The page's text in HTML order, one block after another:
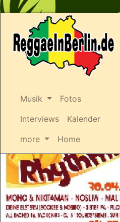
Musik
Fotos
Interviews
Kalender
more
Home